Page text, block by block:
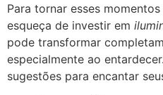
Para tornar esses
esqueça de investir em
pode transformar
especialmente ao
sugestões para encantar